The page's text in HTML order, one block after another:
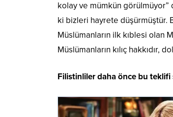
kolay ve mümkün
ki bizleri hayrete düşürmüştür.
Müslümanların ilk kıblesi olan
Müslümanların kılıç hakkıdır,
Filistinliler daha önce bu